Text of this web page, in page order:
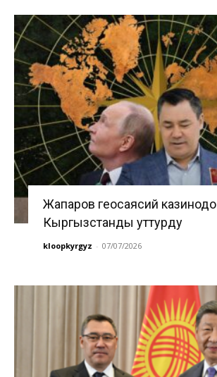
Жапаров геосаясий казинодо
Кыргызстанды уттурду
kloopkyrgyz - 07/07/2026